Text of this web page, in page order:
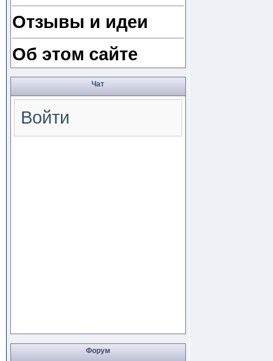
Отзывы и идеи
Об этом сайте
Чат
Войти
Форум